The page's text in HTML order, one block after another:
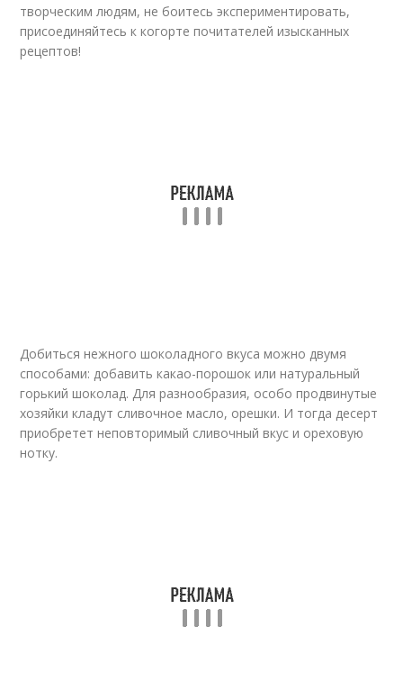
Варение с маслом Варение с какао
Варение из тыквы Варения из кусочков
творческим людям, не боитесь экспериментировать,
присоединяйтесь к когорте почитателей изысканных
рецептов!
Добиться нежного шоколадного вкуса можно двумя
способами: добавить какао-порошок или натуральный
горький шоколад. Для разнообразия, особо продвинутые
хозяйки кладут сливочное масло, орешки. И тогда десерт
приобретет неповторимый сливочный вкус и ореховую
нотку.